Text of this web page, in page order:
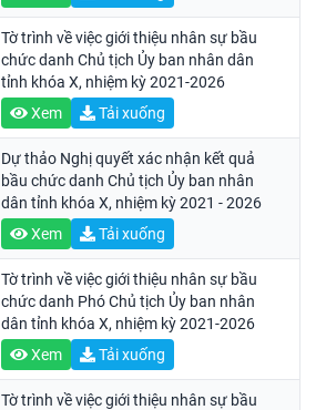
Tờ trình về việc giới thiệu nhân sự bầu
chức danh Chủ tịch Ủy ban nhân dân
tỉnh khóa X, nhiệm kỳ 2021-2026
Xem
Tải xuống
Dự thảo Nghị quyết xác nhận kết quả
bầu chức danh Chủ tịch Ủy ban nhân
dân tỉnh khóa X, nhiệm kỳ 2021 - 2026
Xem
Tải xuống
Tờ trình về việc giới thiệu nhân sự bầu
chức danh Phó Chủ tịch Ủy ban nhân
dân tỉnh khóa X, nhiệm kỳ 2021-2026
Xem
Tải xuống
Tờ trình về việc giới thiệu nhân sự bầu